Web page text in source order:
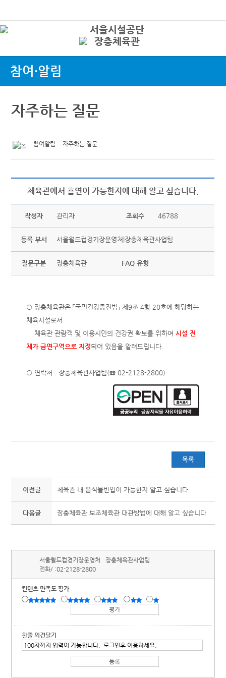
참여·알림
자주하는 질문
참여알림 자주하는 질문
체육관에서 흡연이 가능한지에 대해 알고 싶습니다.
작성자 관리자 조회수 46788
등록 부서 서울월드컵경기장운영처|장충체육관사업팀
질문구분 장충체육관 FAQ 유형
○ 장충체육관은 「국민건강증진법」 제9조 4항 20호에 해당하는
체육시설로서
체육관 관람객 및 이용시민의 건강권 확보를 위하여시설 전
체가 금연구역으로 지정되어 있음을 알려드립니다.
○ 연락처 : 장충체육관사업팀(☎ 02-2128-2800)
목록
이전글 체육관 내 음식물반입이 가능한지 알고 싶습니다.
다음글 장충체육관 보조체육관 대관방법에 대해 알고 싶습니다
서울월드컵경기장운영처
장충체육관사업팀
전화/ :02-2128-2800
컨텐츠 만족도 평가
한줄 의견달기